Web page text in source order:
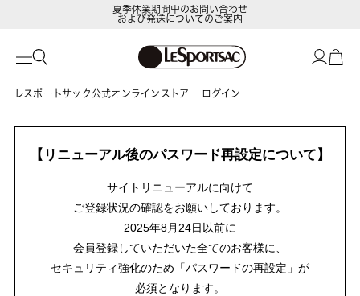
夏季休業期間中のお問い合わせ
および発送についてのご案内
レスポートサック公式オンラインストア ログイン
【リニューアル後のパスワード再設定について】
サイトリニューアルに向けて
ご登録状況の確認をお願いしております。
2025年8月24日以前に
会員登録していただいた全てのお客様に、
セキュリティ強化のため「パスワードの再設定」が
必須となります。